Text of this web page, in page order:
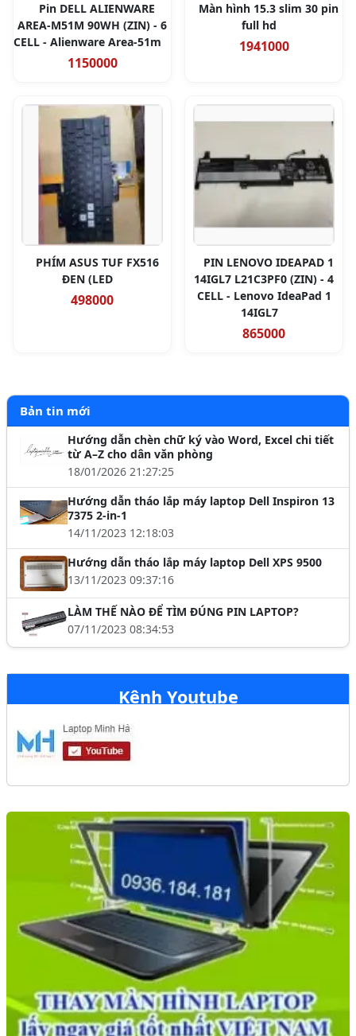
Pin DELL ALIENWARE
AREA-M51M 90WH (ZIN) - 6
CELL - Alienware Area-51m
1150000
Màn hình 15.3 slim 30 pin
full hd
1941000
PHÍM ASUS TUF FX516
ĐEN (LED
498000
PIN LENOVO IDEAPAD 1
14IGL7 L21C3PF0 (ZIN) - 4
CELL - Lenovo IdeaPad 1
14IGL7
865000
Bản tin mới
Hướng dẫn chèn chữ ký vào Word, Excel chi tiết
từ A–Z cho dân văn phòng
18/01/2026 21:27:25
Hướng dẫn tháo lắp máy laptop Dell Inspiron 13
7375 2-in-1
14/11/2023 12:18:03
Hướng dẫn tháo lắp máy laptop Dell XPS 9500
13/11/2023 09:37:16
LÀM THẾ NÀO ĐỂ TÌM ĐÚNG PIN LAPTOP?
07/11/2023 08:34:53
Kênh Youtube